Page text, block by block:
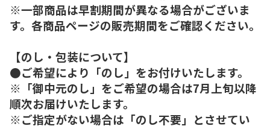
※一部商品は早割期間が異なる場合がございま
す。各商品ページの販売期間をご確認ください。
【のし・包装について】
●ご希望により「のし」をお付けいたします。
※「御中元のし」をご希望の場合は7月上旬以降
順次お届けいたします。
※ご指定がない場合は「のし不要」とさせてい